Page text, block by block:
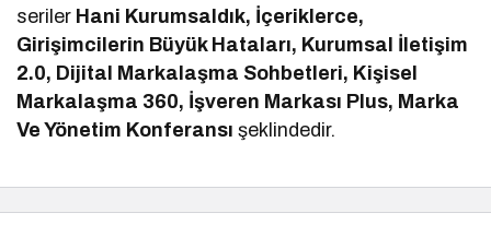
seriler Hani Kurumsaldık, İçeriklerce,
Girişimcilerin Büyük Hataları, Kurumsal İletişim
2.0, Dijital Markalaşma Sohbetleri, Kişisel
Markalaşma 360, İşveren Markası Plus, Marka
Ve Yönetim Konferansı şeklindedir.